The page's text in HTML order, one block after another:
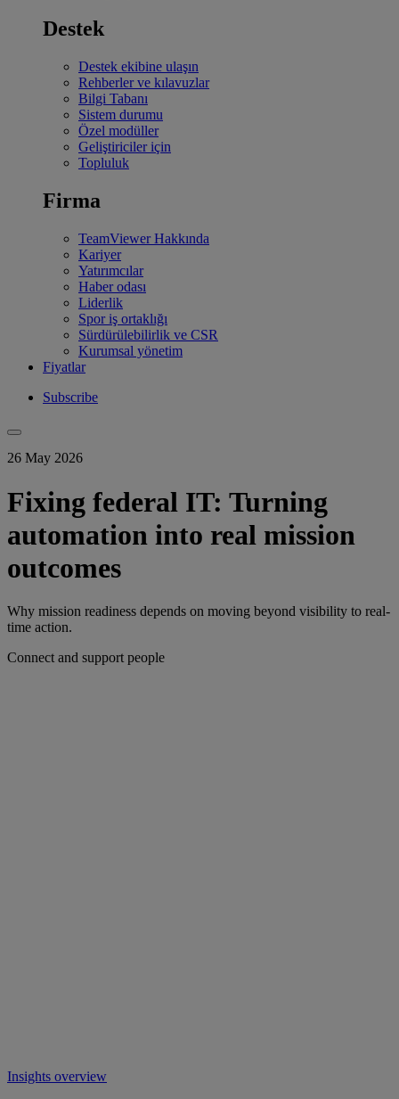
Destek
Destek ekibine ulaşın
Rehberler ve kılavuzlar
Bilgi Tabanı
Sistem durumu
Özel modüller
Geliştiriciler için
Topluluk
Firma
TeamViewer Hakkında
Kariyer
Yatırımcılar
Haber odası
Liderlik
Spor iş ortaklığı
Sürdürülebilirlik ve CSR
Kurumsal yönetim
Fiyatlar
Subscribe
26 May 2026
Fixing federal IT: Turning
automation into real mission
outcomes
Why mission readiness depends on moving beyond visibility to real-
time action.
Connect and support people
Insights overview